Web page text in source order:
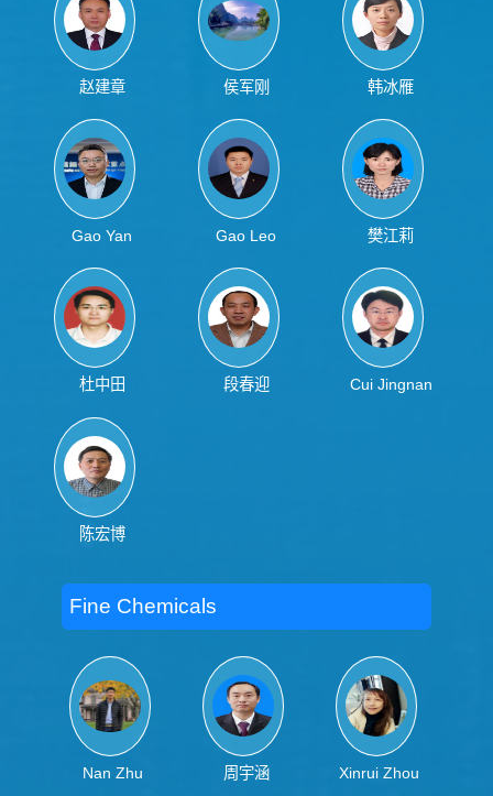
赵建章 侯军刚 韩冰雁
Gao Yan Gao Leo 樊江莉
杜中田 段春迎 Cui Jingnan
陈宏博
Fine Chemicals
Nan Zhu 周宇涵 Xinrui Zhou